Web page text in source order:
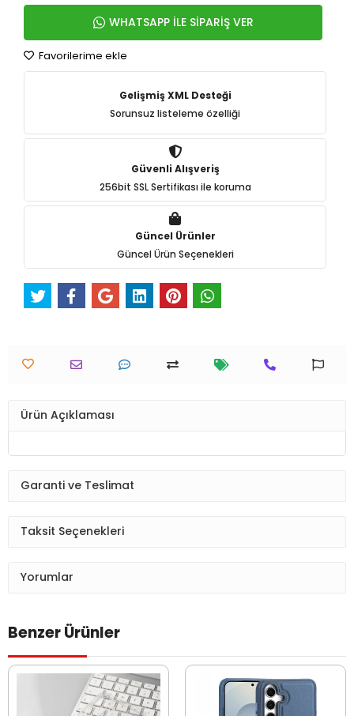
WHATSAPP İLE SİPARİŞ VER
Favorilerime ekle
Gelişmiş XML Desteği
Sorunsuz listeleme özelliği
Güvenli Alışveriş
256bit SSL Sertifikası ile koruma
Güncel Ürünler
Güncel Ürün Seçenekleri
Ürün Açıklaması
Garanti ve Teslimat
Taksit Seçenekleri
Yorumlar
Benzer Ürünler